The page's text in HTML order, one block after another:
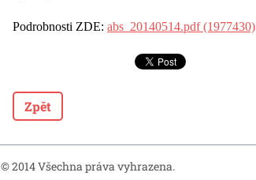
Podrobnosti ZDE: abs_20140514.pdf (1977430)
Zpět
© 2014 Všechna práva vyhrazena.